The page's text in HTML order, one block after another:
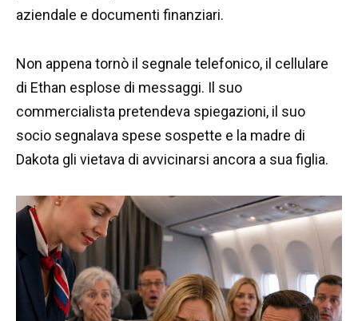
aziendale e documenti finanziari.
Non appena tornò il segnale telefonico, il cellulare
di Ethan esplose di messaggi. Il suo
commercialista pretendeva spiegazioni, il suo
socio segnalava spese sospette e la madre di
Dakota gli vietava di avvicinarsi ancora a sua figlia.